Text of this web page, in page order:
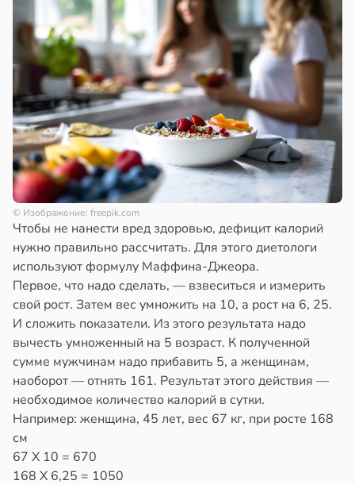
© Изображение: freepik.com
Чтобы не нанести вред здоровью, дефицит калорий
нужно правильно рассчитать. Для этого диетологи
используют формулу Маффина-Джеора.
Первое, что надо сделать, — взвеситься и измерить
свой рост. Затем вес умножить на 10, а рост на 6, 25.
И сложить показатели. Из этого результата надо
вычесть умноженный на 5 возраст. К полученной
сумме мужчинам надо прибавить 5, а женщинам,
наоборот — отнять 161. Результат этого действия —
необходимое количество калорий в сутки.
Например: женщина, 45 лет, вес 67 кг, при росте 168
см
67 Х 10 = 670
168 Х 6,25 = 1050